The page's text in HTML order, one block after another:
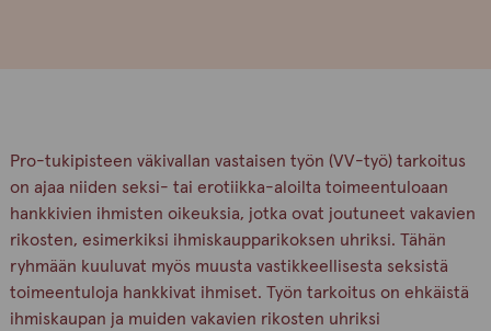
Pro-tukipisteen väkivallan vastaisen työn (VV-työ) tarkoitus
on ajaa niiden seksi- tai erotiikka-aloilta toimeentuloaan
hankkivien ihmisten oikeuksia, jotka ovat joutuneet vakavien
rikosten, esimerkiksi ihmiskaupparikoksen uhriksi. Tähän
ryhmään kuuluvat myös muusta vastikkeellisesta seksistä
toimeentuloja hankkivat ihmiset. Työn tarkoitus on ehkäistä
ihmiskaupan ja muiden vakavien rikosten uhriksi